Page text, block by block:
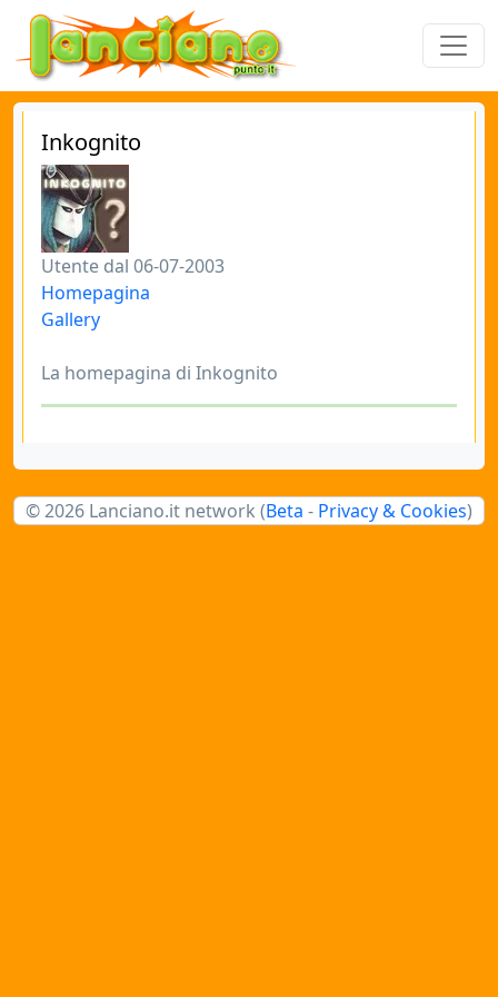
Inkognito
Utente dal 06-07-2003
Homepagina
Gallery
La homepagina di Inkognito
© 2026 Lanciano.it network (Beta - Privacy & Cookies)